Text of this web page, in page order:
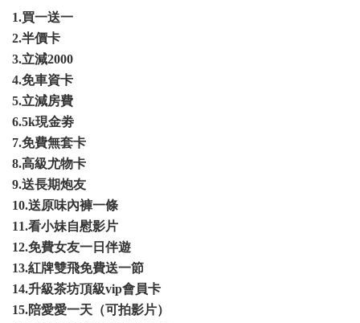
1.買一送一
2.半價卡
3.立減2000
4.免車資卡
5.立減房費
6.5k現金劵
7.免費無套卡
8.高級尤物卡
9.送長期炮友
10.送原味內褲一條
11.看小妹自慰影片
12.免費女友一日伴遊
13.紅牌雙飛免費送一節
14.升級茶坊頂級vip會員卡
15.陪愛愛一天（可拍影片）